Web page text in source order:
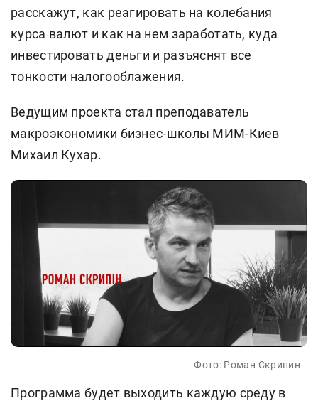
расскажут, как реагировать на колебания
курса валют и как на нем заработать, куда
инвестировать деньги и разъяснят все
тонкости налогооблажения.
Ведущим проекта стал преподаватель
макроэкономики бизнес-школы МИМ-Киев
Михаил Кухар.
Фото: Роман Скрипин
Программа будет выходить каждую среду в